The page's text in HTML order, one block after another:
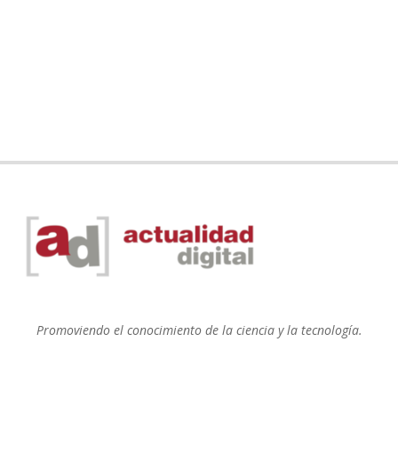
Promoviendo el conocimiento de la ciencia y la tecnología.